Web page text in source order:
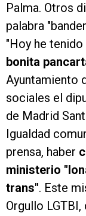
Palma. Otros
palabra
"Hoy he
bonita
Ayuntamiento
sociales el
de Madrid
Igualdad
prensa, haber
ministerio
trans". Este
Orgullo